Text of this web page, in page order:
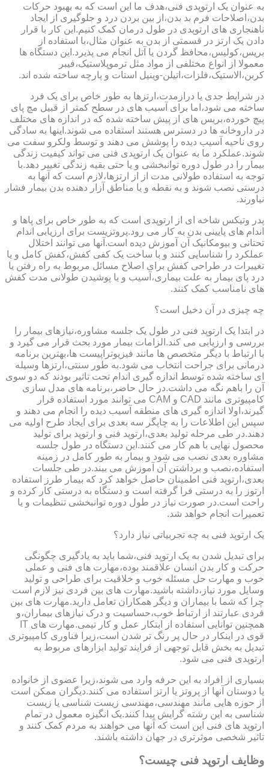
به عنوان یک ارتوپدی فنی،هدف ما این است که به بهبود حرکات
بدن،اصلاحات فرم بد بدن،از بین بردن درد و جلوگیری از ایجاد
ناهنجاری های ارتوپدی در طول درمان کمک کنیم.این کار با قرار
دادن یک ارتز در قسمتی از بدن به عنوان مثال،با استفاده از
بریس،کولیس،محافظ گردن یا آتل انجام می پذیرد.این دستگاه ها
معمولا از انواع مختلفی از مواد مثل ترموپلاستیک،فیبر
کربن،الاستیک،فلزات،اتیلن-وینیل استات و پارچه ساخته شده اند.
در شرایط جدی یا درازمدت،ارتزها به طور خاص برای یک فرد
ساخته می شود،اما برای آسیب های در سطح کمتر از قبیل مچ پای
پیچ خورده،بریس های از پیش ساخته شده که در اندازه های مختلف
در داروخانه ها در دسترس هستند استفاده می شوند.اینها به سادگی
روی ناحیه آسیب دیده را پوشش می دهند و توسط ولکرو سفت می
شوند.عملکرد ما به عنوان یک ارتوپدی فنی می تواند کیفیت زندگی
بیمار را در طول دوره توانبخشی و یا حتی بقیه زندگی تغییر دهد.با
توجه به استفاده طولانی مدت از از ارتزها،لازم است که آنها به
درستی نصب شوند و به نقطه و یا مناطق آزار دهنده بدن بیمار فشار
نیاورند.
پدر وتیکس شاخه ای از ارتوپدی است که به طور خاص برای پاها و
اندام های پایینی بدن به کار می رود.پروتزیست برای ارزیابی اندام
تحتانی و بیومکانیک آن آموزش دیده است.آنها می توانند اختلال
عملکرد را شناسایی کنند و با ساخت یک کفی کفش،کفش کامل و یا
تغییرات در طراحی کفش برای اصلاح مسائل مربوط به راه رفتن یا
درد پای بیمار به علت بیماری،آسیب و یا پوشیدن طولانی مدت کفش
های نامناسب کمک کنند.
چه چیزی در آن دخیل است؟
در ابتدا یک ارتوپد فنی در طول یک جلسه مشاوره،نیازهای بیمار را
بررسی و ارزیابی می کند.الزامات بیمار مورد بحث قرار می گیرد و
با ارتباط با دیگر متخصص ها مانند فیزیوتراپیست ها،بهترین برنامه
درمانی برای جراحت انتخاب می شود.به طور سنتی،ارتزها وسیله
ای ساخته شده توسط اندازه گیری اندام تحت تاثیر بودند که دو سوی
آن را باهم نگه می داشت.در حال حاضر،برنامه های مدل سازی
کامپیوتری مانند CAD و CAM می توانند مورد استفاده قرار
گیرند،اولا اندازه گیری های منطقه آسیب دیده را انجام می دهند و
سپس این اطلاعات را به چاپگر سه بعدی برای ایجاد طرح اولیه می
دهند.در طی مرحله تولید بعدی،ارتوپد فنی و ارتوپد برای تولید
محصول نهایی با هم کار می کنند.این دستگاه در طول جلسه
مشاوره بعدی نصب می شود و بیمار به طور کامل در زمینه
استفاده،نصب و برداشتن آن آموزش می بیند.در طی جلسات
بعدی،ارتوپد فنی اطمینان حاصل خواهد کرد که بیمار طرز استفاده
ارتوز را به درستی فرا گرفته است و دستگاه به درستی کار کرده و
راحت است.در صورت نیاز در طول دوره توانبخشی تنظیمات و یا
تعمیرات انجام خواهد شد.
یک ارتوپد فنی به چه تجربیاتی نیاز دارد؟
برای تبدیل شدن به یک ارتوپد فنی،شما باید به یادگیری چگونگی
حرکت و کار بدن انسان علاقمند بوده،مهارت های فنی و عملی
خوب و مهارت حل مسئله خوب و خلاقیت برای طراحی و تولید
وسایل مورد نیاز،داشته باشید.مهارت های بین فردی نیز لازم است
چرا که شما با بیماران و دیگر همکاران تعامل دارید.مهارت های بین
فردی عبارتند از ارتباط خوب،حساسیت و درک نیازهای بیماران،و
همچنین توانایی استفاده از ابتکار عمل و کار تیمی.مهارت های IT
قوی در اینکار در حال پر رنگ تر شدن است،زیرا فناوری کامپیوتری
تبدیل به بخش قابل توجهی از فرایند تولید ابزارهای مربوط به
ارتوپدی فنی می شود.
بسیاری از افراد به این حرفه وارد می شوند،زیرا عضوی از خانواده
یا دوستان آنها از پروتز یا ارتز استفاده می کنند.دیگران ممکن است
از حوزه هایی مانند مهندسی،مهندسی زیست شناسی یا زیست
شناسی به این رشته گرایش پیدا کنند.یک انگیزه معمول در تمام
ارتوپد های فنی این است که آنها می خواهند به مردم کمک کنند و
تاثیر شخصی موثرتری در جهان داشته باشند.
وظایف ارتوپد فنی چیست؟